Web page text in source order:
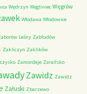
Wędrzyn Węgliniec Węgrów
Włodawa Włodowice
Leśny Zabłudów
Zakliczyn Zaklików
Zamordeje Zarańsko
Zawidz Zawidz
Załuski Zbarzewo